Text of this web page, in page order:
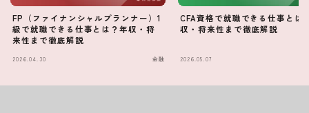
FP（ファイナンシャルプランナー）1
級で就職できる仕事とは？年収・将
来性まで徹底解説
2026.04.30 金融
CFA資格で就職できる仕事とは
収・将来性まで徹底解説
2026.05.07